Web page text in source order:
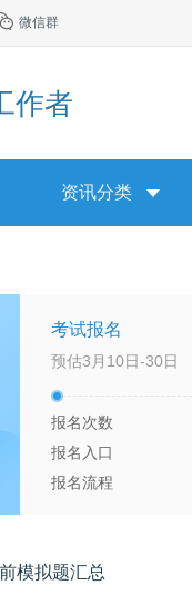
微信群
作者
资讯分类
考试报名
预估3月10日-30日
报名次数
报名入口
报名流程
模拟题汇总